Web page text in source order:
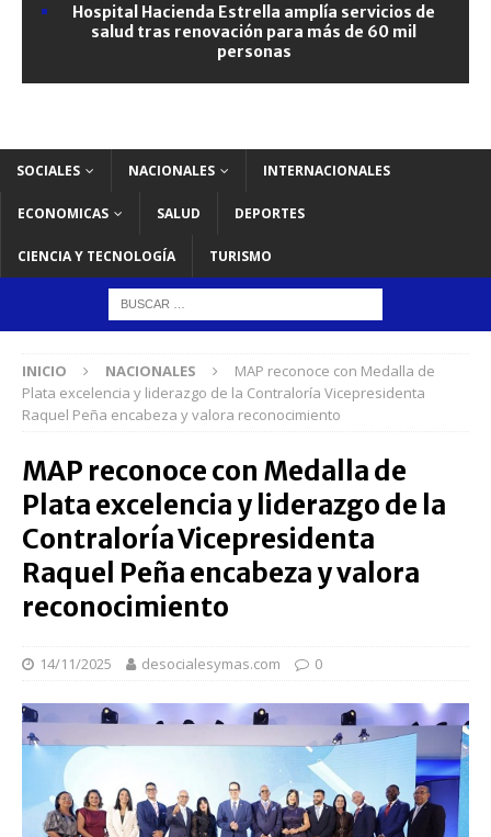
Hospital Hacienda Estrella amplía servicios de
salud tras renovación para más de 60 mil
personas
SOCIALES NACIONALES INTERNACIONALES
ECONOMICAS SALUD DEPORTES
CIENCIA Y TECNOLOGÍA TURISMO
INICIO NACIONALES
MAP reconoce con Medalla de
Plata excelencia y liderazgo de la Contraloría Vicepresidenta
Raquel Peña encabeza y valora reconocimiento
MAP reconoce con Medalla de
Plata excelencia y liderazgo de la
Contraloría Vicepresidenta
Raquel Peña encabeza y valora
reconocimiento
14/11/2025 desocialesymas.com 0